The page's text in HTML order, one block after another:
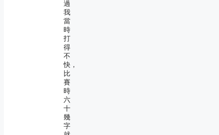
過
我
當
時
打
得
不
快，
比
賽
時
六
十
幾
字